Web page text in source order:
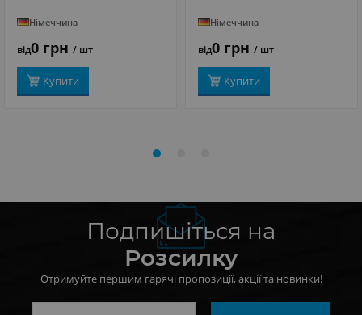
Німеччина
від0 грн / шт
Купити
Німеччина
від0 грн / шт
Купити
Подпишіться на
Розсилку
Отримуйте першим гарячі пропозиції, акції та новинки!